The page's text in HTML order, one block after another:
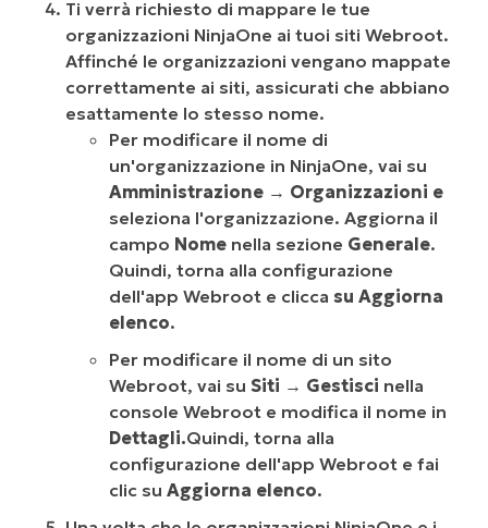
Ti verrà richiesto di mappare le tue
organizzazioni NinjaOne ai tuoi siti Webroot.
Affinché le organizzazioni vengano mappate
correttamente ai siti, assicurati che abbiano
esattamente lo stesso nome.
Per modificare il nome di
un'organizzazione in NinjaOne, vai su
Amministrazione → Organizzazioni e
seleziona l'organizzazione. Aggiorna il
campo Nome nella sezione Generale.
Quindi, torna alla configurazione
dell'app Webroot e clicca su Aggiorna
elenco.
Per modificare il nome di un sito
Webroot, vai su Siti → Gestisci nella
console Webroot e modifica il nome in
Dettagli.Quindi, torna alla
configurazione dell'app Webroot e fai
clic su Aggiorna elenco.